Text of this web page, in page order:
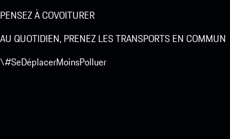
PENSEZ À COVOITURER
AU QUOTIDIEN, PRENEZ LES TRANSPORTS EN COMMUN
\#SeDéplacerMoinsPolluer